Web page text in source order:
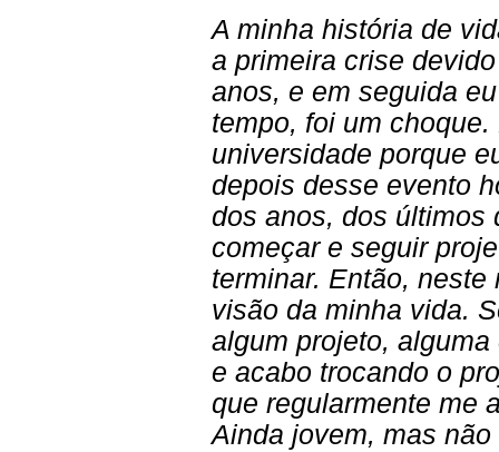
A minha história de
a primeira crise
anos, e em seguida
tempo, foi um
universidade porque
depois desse evento
dos anos, dos últimos
começar e seguir
terminar. Então,
visão da minha vida.
algum projeto,
e acabo trocando o
que regularmente me
Ainda jovem, mas